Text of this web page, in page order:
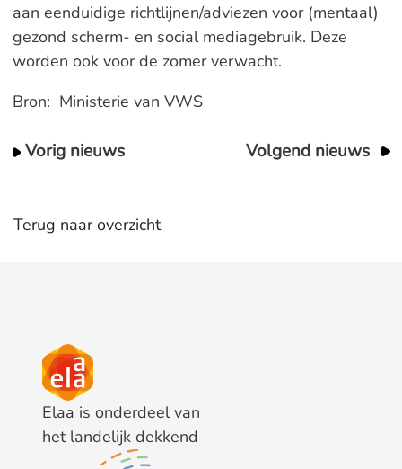
aan eenduidige richtlijnen/adviezen voor (mentaal)
gezond scherm- en social mediagebruik. Deze
worden ook voor de zomer verwacht.
Bron: Ministerie van VWS
Vorig nieuws Volgend nieuws
Terug naar overzicht
Elaa is onderdeel van
het landelijk dekkend